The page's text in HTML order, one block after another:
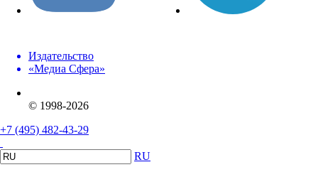
Издательство
«Медиа Сфера»
© 1998-2026
+7 (495) 482-43-29
RU